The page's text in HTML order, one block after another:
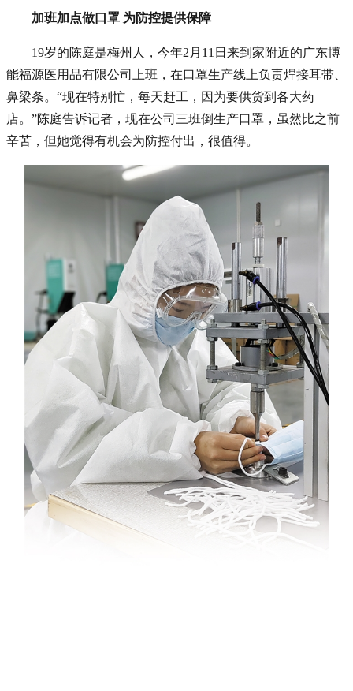
加班加点做口罩 为防控提供保障
19岁的陈庭是梅州人，今年2月11日来到家附近的广东博
能福源医用品有限公司上班，在口罩生产线上负责焊接耳带、
鼻梁条。“现在特别忙，每天赶工，因为要供货到各大药
店。”陈庭告诉记者，现在公司三班倒生产口罩，虽然比之前
辛苦，但她觉得有机会为防控付出，很值得。